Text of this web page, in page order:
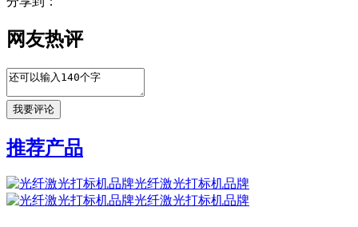
网友热评
推荐产品
光纤激光打标机品牌
光纤激光打标机品牌